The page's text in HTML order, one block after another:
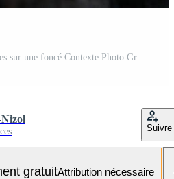
rouillé engrenages et rouages sur une foncé Contexte Photo Gratuite
Suivre
gratuitAttribution nécessaire